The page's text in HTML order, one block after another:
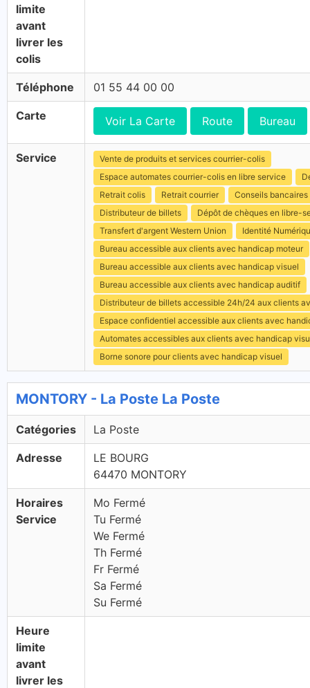
limite
avant
livrer les
colis
Téléphone 01 55 44 00 00
Carte Voir La Carte Route Bureau
Service
Vente de produits et services courrier-colis
Espace automates courrier-colis en libre service
Retrait colis
Retrait courrier
Conseils bancaires
Distributeur de billets
Dépôt de chèques en libre-
Transfert d'argent Western Union
Identité
Bureau accessible aux clients avec handicap moteur
Bureau accessible aux clients avec handicap visuel
Bureau accessible aux clients avec handicap auditif
Distributeur de billets accessible 24h/24 aux clients
Espace confidentiel accessible aux clients avec
Automates accessibles aux clients avec handicap
Borne sonore pour clients avec handicap visuel
MONTORY - La Poste La Poste
Catégories La Poste
Adresse
LE BOURG
64470 MONTORY
Horaires
Service
Mo Fermé
Tu Fermé
We Fermé
Th Fermé
Fr Fermé
Sa Fermé
Su Fermé
Heure
limite
avant
livrer les